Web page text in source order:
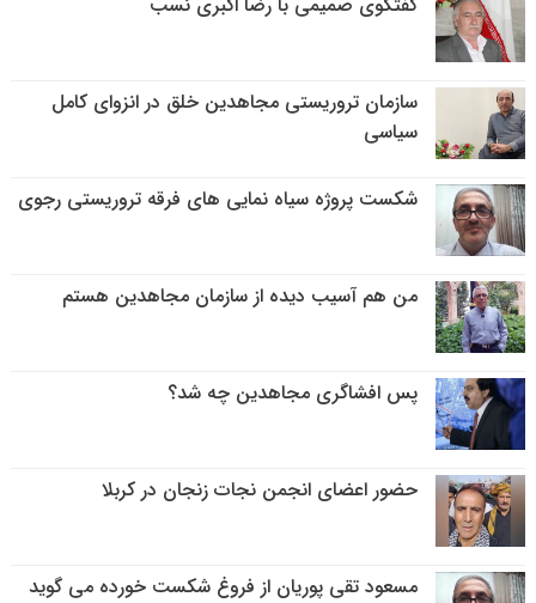
سازمان تروریستی مجاهدین خلق در انزوای کامل
سیاسی
شکست پروژه سیاه نمایی های فرقه تروریستی رجوی
من هم آسیب دیده از سازمان مجاهدین هستم
پس افشاگری مجاهدین چه شد؟
حضور اعضای انجمن نجات زنجان در کربلا
مسعود تقی پوریان از فروغ شکست خورده می گوید